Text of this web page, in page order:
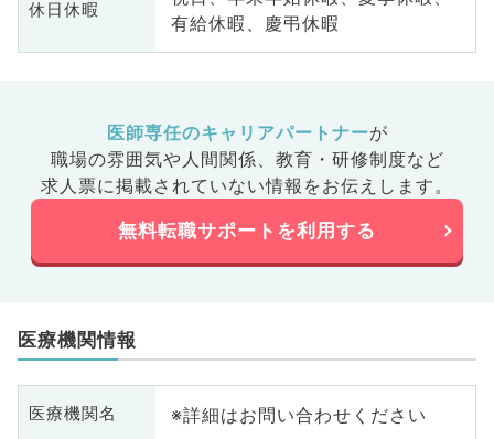
休日休暇
有給休暇、慶弔休暇
医師専任のキャリアパートナーが
職場の雰囲気や人間関係、 教育・研修制度など
求人票に掲載されていない情報をお伝えします。
無料転職サポートを利用する
医療機関情報
医療機関名 ※詳細はお問い合わせください